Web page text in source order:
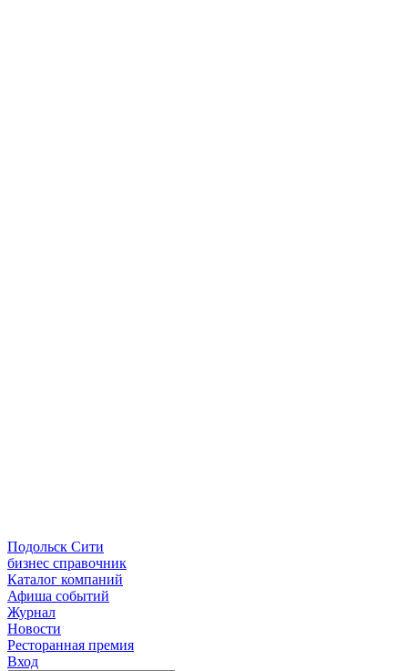
Подольск Сити
бизнес справочник
Каталог компаний
Афиша событий
Журнал
Новости
Ресторанная премия
Вход